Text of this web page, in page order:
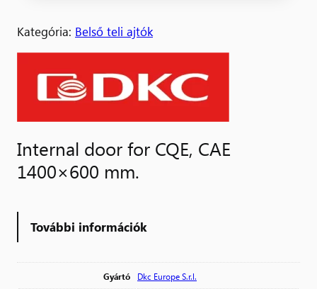
Kategória: Belső teli ajtók
Internal door for CQE, CAE
1400×600 mm.
További információk
Gyártó Dkc Europe S.r.l.